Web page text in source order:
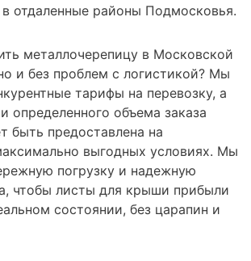
отдаленные районы Подмосковья.
металлочерепицу в Московской
и без проблем с логистикой? Мы
тарифы на перевозку, а
определенного объема заказа
быть предоставлена на
выгодных условиях. Мы
погрузку и надежную
чтобы листы для крыши прибыли
состоянии, без царапин и